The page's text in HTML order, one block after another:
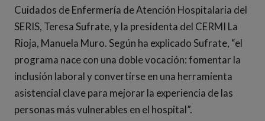
Cuidados de Enfermería de Atención Hospitalaria del
SERIS, Teresa Sufrate, y la presidenta del CERMI La
Rioja, Manuela Muro. Según ha explicado Sufrate, “el
programa nace con una doble vocación: fomentar la
inclusión laboral y convertirse en una herramienta
asistencial clave para mejorar la experiencia de las
personas más vulnerables en el hospital”.